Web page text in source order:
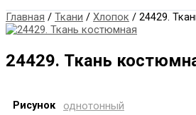
Главная / Ткани / Хлопок / 24429.
24429. Ткань
Рисунок однотонный